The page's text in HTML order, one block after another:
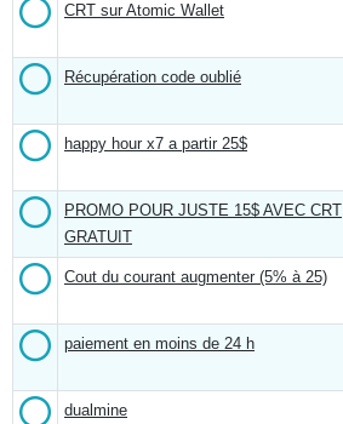
CRT sur Atomic Wallet
Récupération code oublié
happy hour x7 a partir 25$
PROMO POUR JUSTE 15$ AVEC CRT
GRATUIT
Cout du courant augmenter (5% à 25)
paiement en moins de 24 h
dualmine